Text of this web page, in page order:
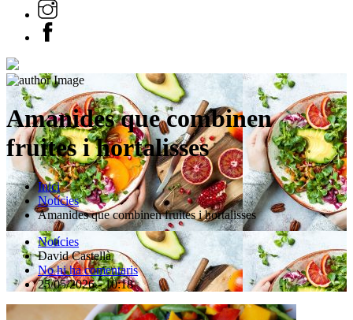
Amanides que combinen
fruites i hortalisses
Inici
Notícies
Amanides que combinen fruites i hortalisses
Notícies
David Castellà
No hi ha comentaris
25/05/2026 - 10:18